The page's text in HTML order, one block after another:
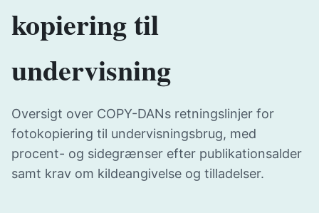
kopiering til
undervisning
Oversigt over COPY-DANs retningslinjer for
fotokopiering til undervisningsbrug, med
procent- og sidegrænser efter publikationsalder
samt krav om kildeangivelse og tilladelser.